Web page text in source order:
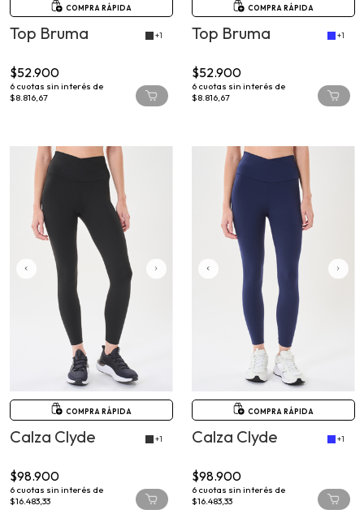
Top Bruma
6cuotas sin interés de
$8.816,67
Top Bruma
6cuotas sin interés de
$8.816,67
COMPRA RÁPIDA
Calza Clyde
6cuotas sin interés de
$16.483,33
COMPRA RÁPIDA
Calza Clyde
6cuotas sin interés de
$16.483,33